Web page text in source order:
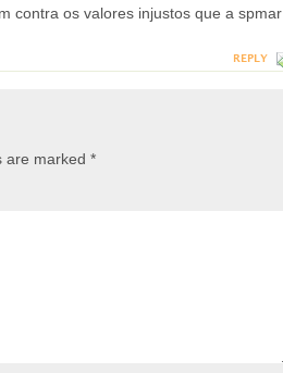
contra os valores injustos que a spmar
REPLY
are marked *